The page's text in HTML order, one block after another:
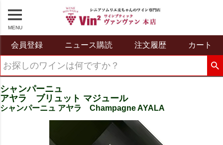
MENU
会員登録 ニュース購読 注文履歴 カート
シャンパーニュ
アヤラ ブリュット マジュール
シャンパーニュ アヤラ Champagne AYALA